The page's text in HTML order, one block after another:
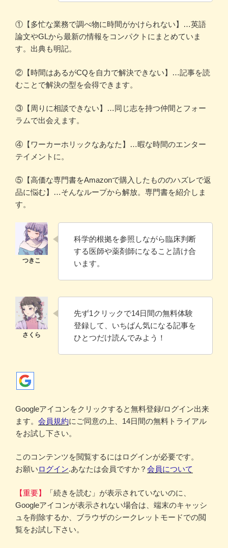
①【多忙な業務で調べ物に時間がかけられない】…英語
論文やGLから最新の情報をコンパクトにまとめていま
す。出典も明記。
②【時間はあるがCQを自力で解決できない】…記事を読
むことで解決の型を会得できます。
③【周りに相談できない】…同じ志を持つ仲間とフォー
ラムで出会えます。
④【ワーカーホリックなあなた】…暇な時間のエンター
テイメントに。
⑤【高価な専門書をAmazonで購入したもののハズレで返
品に悩む】…そんなループから解放。専門書を紹介しま
す。
科学的根拠を参照しながら臨床判断
する医師や薬剤師になること請け合
います。
先ず1クリックで14日間の無料体験
登録して、いちばん気になる記事を
ひとつだけ読んでみよう！
Googleアイコンをクリックすると無料登録/ログイン出来
ます。 会員規約にご同意の上、14日間の無料トライアル
をお試し下さい。
このコンテンツを閲覧するにはログインが必要です。
お願いログイン.あなたは会員ですか？ 会員について
【重要】
「続きを読む」が表示されていないのに、
Googleアイコンが表示されない場合は、端末のキャッシ
ュを削除するか、ブラウザのシークレットモードでの閲
覧をお試し下さい。